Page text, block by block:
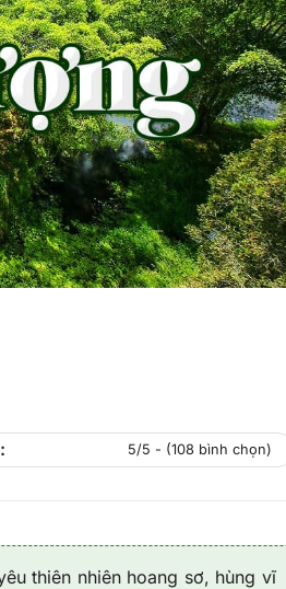
5/5 - (108 bình chọn)
thiên nhiên hoang sơ, hùng vĩ